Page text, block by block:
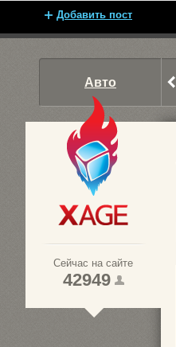
Добавить пост
Авто
Сейчас на сайте
42949